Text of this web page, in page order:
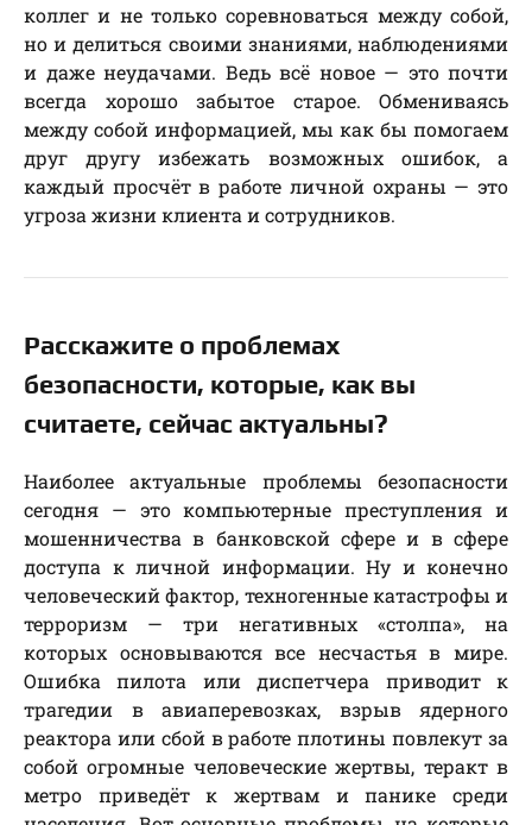
коллег и не только соревноваться между собой,
но и делиться своими знаниями, наблюдениями
и даже неудачами. Ведь всё новое — это почти
всегда хорошо забытое старое. Обмениваясь
между собой информацией, мы как бы помогаем
друг другу избежать возможных ошибок, а
каждый просчёт в работе личной охраны — это
угроза жизни клиента и сотрудников.
Расскажите о проблемах
безопасности, которые, как вы
считаете, сейчас актуальны?
Наиболее актуальные проблемы безопасности
сегодня — это компьютерные преступления и
мошенничества в банковской сфере и в сфере
доступа к личной информации. Ну и конечно
человеческий фактор, техногенные катастрофы и
терроризм — три негативных «столпа», на
которых основываются все несчастья в мире.
Ошибка пилота или диспетчера приводит к
трагедии в авиаперевозках, взрыв ядерного
реактора или сбой в работе плотины повлекут за
собой огромные человеческие жертвы, теракт в
метро приведёт к жертвам и панике среди